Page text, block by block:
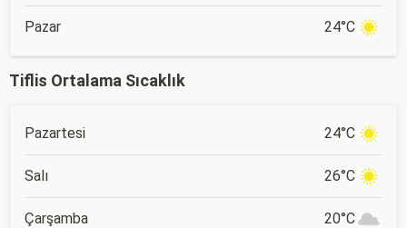
Pazar 24°C
Tiflis Ortalama Sıcaklık
Pazartesi 24°C
Salı 26°C
Çarşamba 20°C